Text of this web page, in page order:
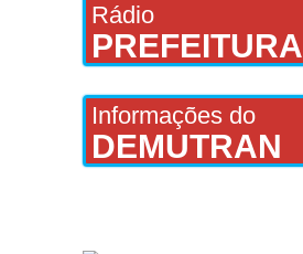
Rádio
PREFEITURA
Informações do
DEMUTRAN